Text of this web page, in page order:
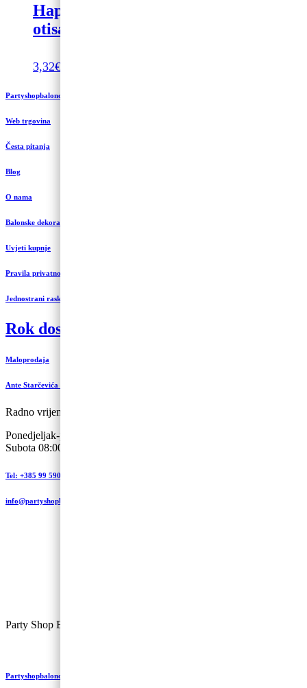
Happy 30 Birthday salvete, bijela,
otisak ružičastog zlata, 20 kom.
3,32€
Partyshopbaloncic.hr
Web trgovina
Česta pitanja
Blog
O nama
Balonske dekoracije i uređenje
Uvjeti kupnje
Pravila privatnosti
Jednostrani raskid ugovora
Rok dostave 3 do 5 radnih dana
Maloprodaja
Ante Starčevića 5-A, Koprivnica
Radno vrijeme:
Ponedjeljak-petak 09:00 – 19:00
Subota 08:00 – 13:00
Tel: +385 99 590 2450
info@partyshopbaloncic.hr
Party Shop Balončić, obrt ©
Partyshopbaloncic.hr